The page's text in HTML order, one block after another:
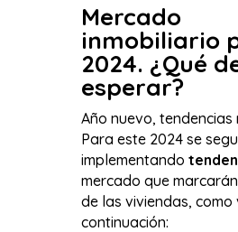
Mercado
inmobiliario
2024. ¿Qué
esperar?
Año nuevo, tendencias
Para este 2024 se
implementando
mercado que
de las viviendas, como
continuación: